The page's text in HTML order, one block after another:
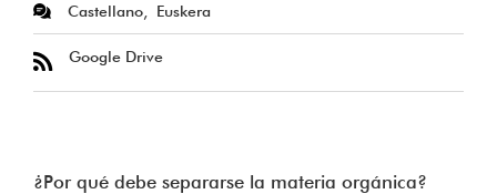
Castellano Euskera
Google Drive
¿Por qué debe separarse la materia orgánica?